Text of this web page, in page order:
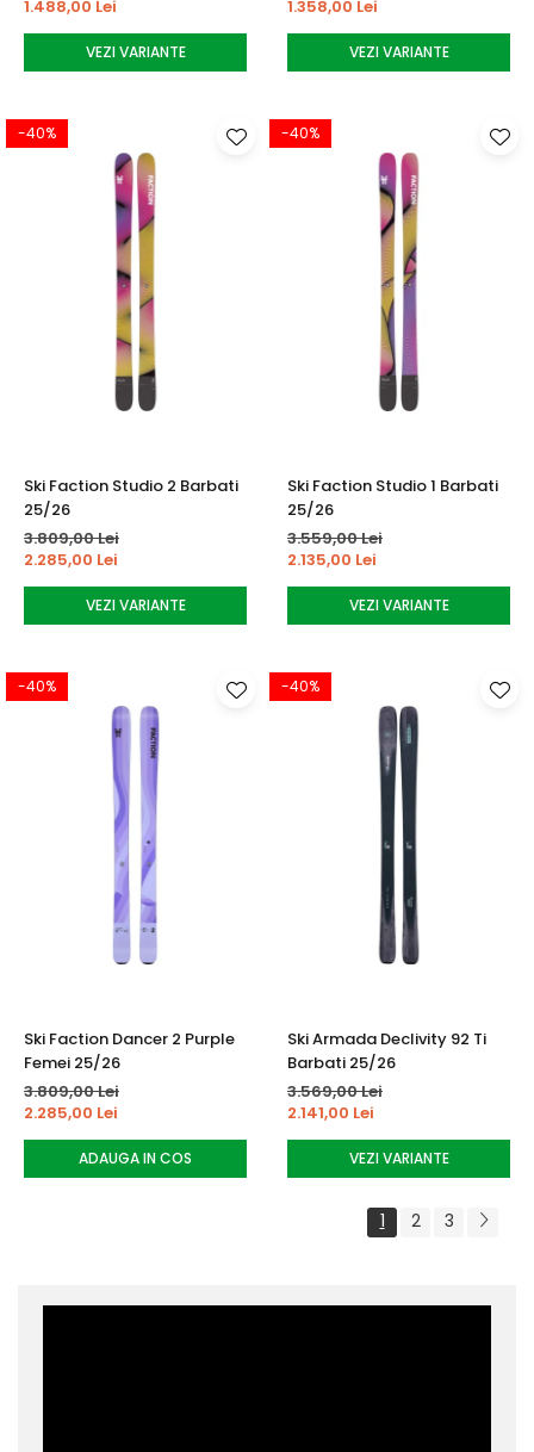
1.488,00 Lei
VEZI VARIANTE
1.358,00 Lei
VEZI VARIANTE
-40%
Ski Faction Studio 2 Barbati
25/26
3.809,00 Lei
2.285,00 Lei
VEZI VARIANTE
-40%
Ski Faction Studio 1 Barbati
25/26
3.559,00 Lei
2.135,00 Lei
VEZI VARIANTE
-40%
Ski Faction Dancer 2 Purple
Femei 25/26
3.809,00 Lei
2.285,00 Lei
ADAUGA IN COS
-40%
Ski Armada Declivity 92 Ti
Barbati 25/26
3.569,00 Lei
2.141,00 Lei
VEZI VARIANTE
1 2 3